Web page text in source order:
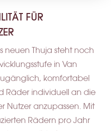
FÜR
neuen Thuja steht noch
in Van
komfortabel
Räder individuell an die
Nutzer anzupassen. Mit
Rädern pro Jahr